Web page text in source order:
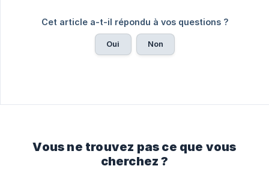
Cet article a-t-il répondu à vos questions ?
Oui Non
Vous ne trouvez pas ce que vous
cherchez ?